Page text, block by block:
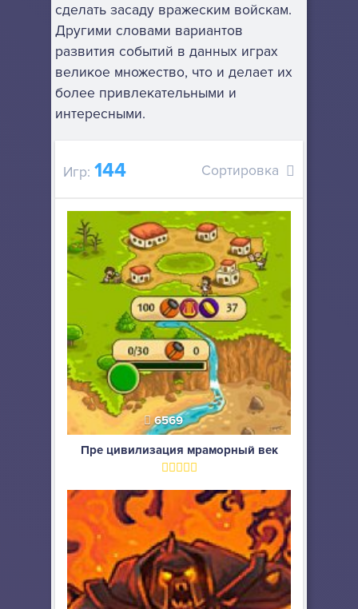
сделать засаду вражеским войскам.
Другими словами вариантов
развития событий в данных играх
великое множество, что и делает их
более привлекательными и
интересными.
Игр: 144 Сортировка
6569
Пре цивилизация мраморный век